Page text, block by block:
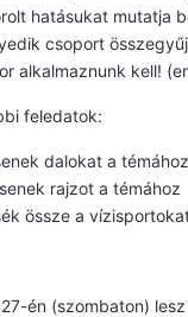
hatásukat mutatja
csoport
alkalmaznunk kell!
feledatok:
dalokat a témához
rajzot a témához
össze a
én (szombaton)